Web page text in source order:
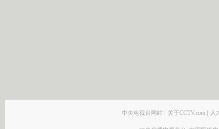
中央电视台网站 关于CCTV.com 人